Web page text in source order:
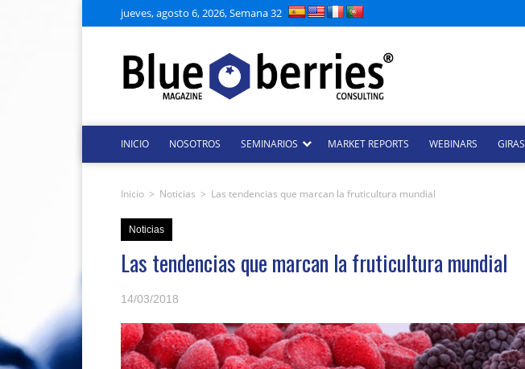
jueves, agosto 6, 2026, Semana 32
INICIO NOSOTROS SEMINARIOS MARKET REPORTS WEBINARS GIRAS
Inicio > Noticias > Las tendencias que marcan la fruticultura mundial
Noticias
Las tendencias que marcan la fruticultura mundial
14/03/2018